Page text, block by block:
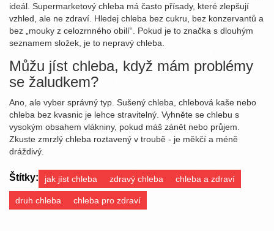
ideál. Supermarketový chleba má často přísady, které zlepšují
vzhled, ale ne zdraví. Hledej chleba bez cukru, bez konzervantů a
bez „mouky z celozrnného obilí“. Pokud je to značka s dlouhým
seznamem složek, je to nepravý chleba.
Můžu jíst chleba, když mám problémy
se žaludkem?
Ano, ale vyber správný typ. Sušený chleba, chlebová kaše nebo
chleba bez kvasnic je lehce stravitelný. Vyhněte se chlebu s
vysokým obsahem vlákniny, pokud máš zánět nebo průjem.
Zkuste zmrzlý chleba roztavený v troubě - je měkčí a méně
dráždivý.
Štítky: jak jíst chleba zdravý chleba chleba a zdraví
druh chleba chleba pro zdraví